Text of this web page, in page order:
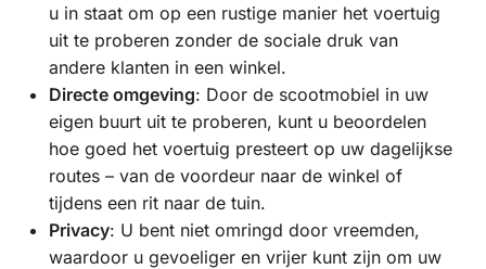
u in staat om op een rustige manier het voertuig
uit te proberen zonder de sociale druk van
andere klanten in een winkel.
Directe omgeving: Door de scootmobiel in uw
eigen buurt uit te proberen, kunt u beoordelen
hoe goed het voertuig presteert op uw dagelijkse
routes – van de voordeur naar de winkel of
tijdens een rit naar de tuin.
Privacy: U bent niet omringd door vreemden,
waardoor u gevoeliger en vrijer kunt zijn om uw